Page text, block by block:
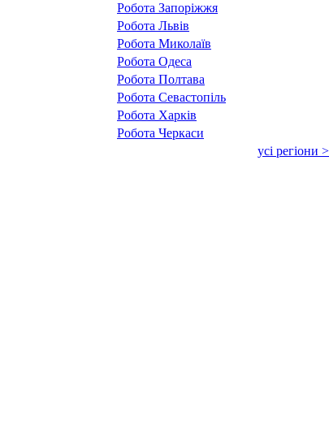
Робота Запоріжжя
Робота Львів
Робота Миколаїв
Робота Одеса
Робота Полтава
Робота Севастопіль
Робота Харків
Робота Черкаси
усі регіони